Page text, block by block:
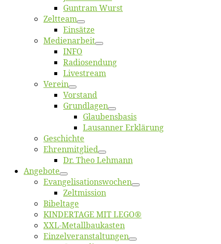
Gun­tram Wurst
Zelt­team
Ein­sät­ze
Me­di­en­ar­beit
INFO
Ra­dio­sen­dung
Live­stream
Ver­ein
Vor­stand
Grund­la­gen
Glaubens­ba­sis
Lausan­ner Erklärung
Ge­schich­te
Eh­ren­mit­glied
Dr. Theo Lehmann
An­ge­bo­te
Evangelisa­tions­wo­chen
Zelt­mis­si­on
Bi­bel­ta­ge
KINDERTAGE MIT LEGO®
XXL-Me­­tal­l­­bau­­kas­­ten
Einzelver­an­stal­tungen